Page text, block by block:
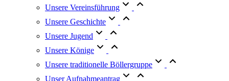
Unsere Vereinsführung
Unsere Geschichte
Unsere Jugend
Unsere Könige
Unsere traditionelle Böllergruppe
Unser Aufnahmeantrag